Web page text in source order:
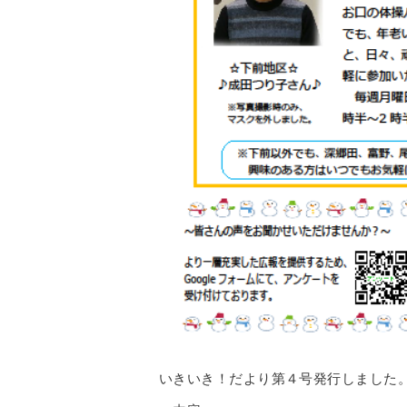
いきいき！だより第４号発行しました